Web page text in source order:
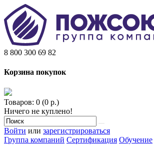
8 800 300 69 82
Корзина покупок
Товаров: 0 (0 р.)
Ничего не куплено!
Войти или зарегистрироваться
Группа компаний Сертификация Обучение